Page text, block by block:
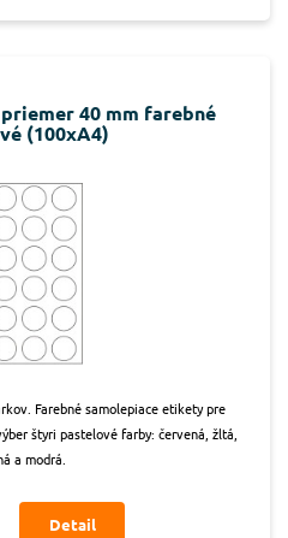
40 mm farebné
(100xA4)
Farebné samolepiace etikety pre
štyri pastelové farby: červená, žltá,
a modrá.
Detail